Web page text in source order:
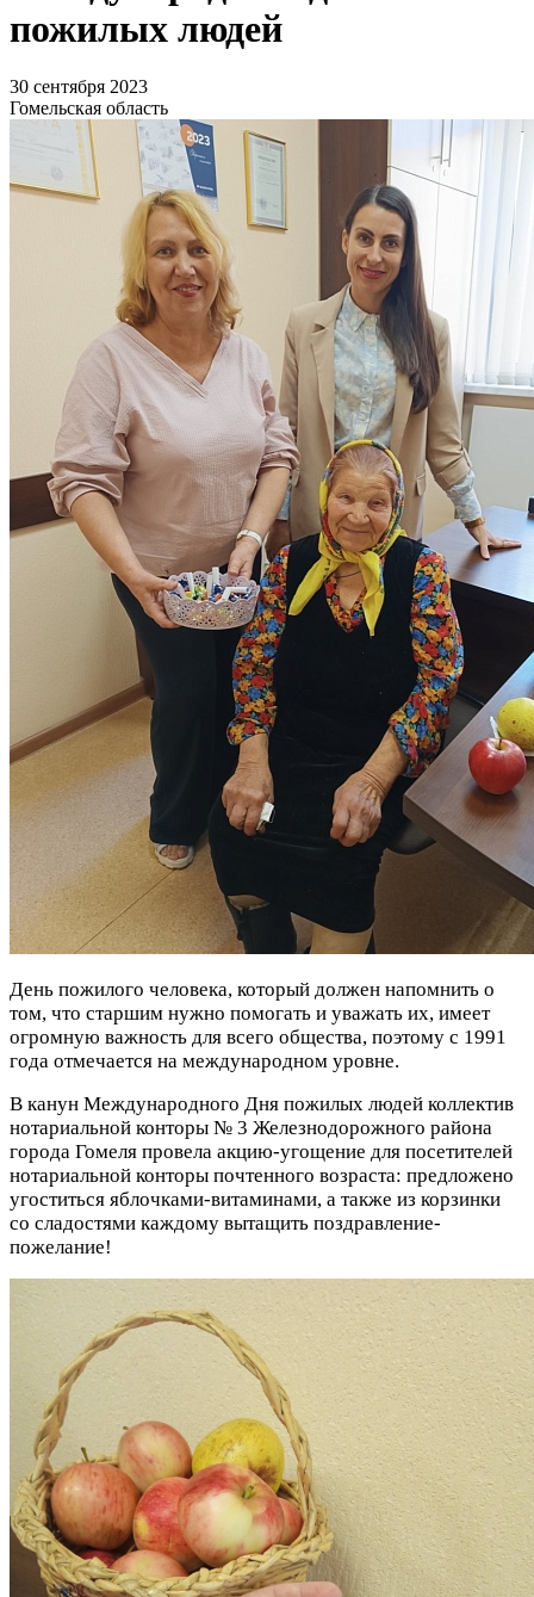
пожилых людей
30 сентября 2023
Гомельская область
День пожилого человека, который должен напомнить о
том, что старшим нужно помогать и уважать их, имеет
огромную важность для всего общества, поэтому с 1991
года отмечается на международном уровне.
В канун Международного Дня пожилых людей коллектив
нотариальной конторы № 3 Железнодорожного района
города Гомеля провела акцию-угощение для посетителей
нотариальной конторы почтенного возраста: предложено
угоститься яблочками-витаминами, а также из корзинки
со сладостями каждому вытащить поздравление-
пожелание!